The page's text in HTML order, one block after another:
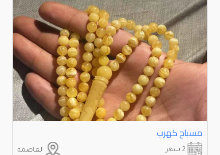
مسباح كهرب
العاصمة